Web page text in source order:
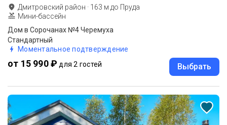
Дмитровский район · 163 м до Пруда
Мини-бассейн
Дом в Сорочанах №4 Черемуха
Стандартный
Моментальное подтверждение
от 15 990 ₽ для 2 гостей Выбрать